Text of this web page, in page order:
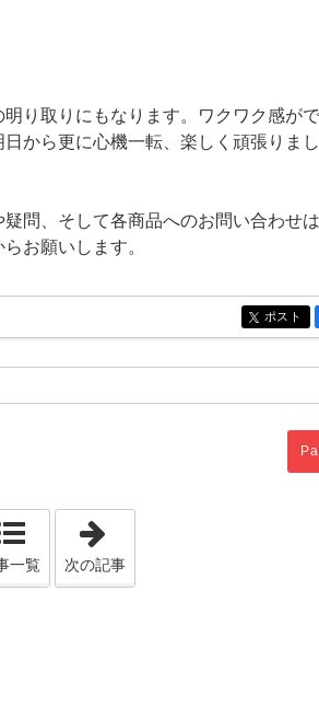
り取りにもなります。ワクワク感が
から更に心機一転、楽しく頑張りまし
問、そして各商品へのお問い合わせ
らお願いします。
entry550
ポスト
税をうけるには申告が必要になる事がある」
一覧
「注文住宅をお考えの方
次の記事